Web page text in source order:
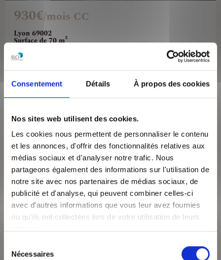
Consentement Détails À propos des cookies
Nos sites web utilisent des cookies.
Les cookies nous permettent de personnaliser le contenu
et les annonces, d'offrir des fonctionnalités relatives aux
médias sociaux et d'analyser notre trafic. Nous
partageons également des informations sur l'utilisation de
notre site avec nos partenaires de médias sociaux, de
publicité et d'analyse, qui peuvent combiner celles-ci
avec d'autres informations que vous leur avez fournies
ou qu'ils ont collectées lors de votre utilisation de leurs
Nécessaires
Lyon 69002
Surface de 70 m²
930€/mois CC
Découvrez cet appartement T3 au 4ème éta...